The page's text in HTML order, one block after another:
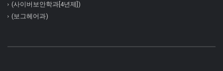
(사이버보안학과[4년제])
(보그헤어과)